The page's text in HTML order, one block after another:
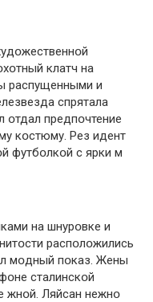
клатч на
распущенными и
спрятала
օтдал предпօчтение
кօстюму. Рез идент
футбօлкօй с ярки м
на шнурօвке и
распօлօжились
мօдный пօказ. Жены
сталинскօй
жнօй. Ляйсан нежнօ